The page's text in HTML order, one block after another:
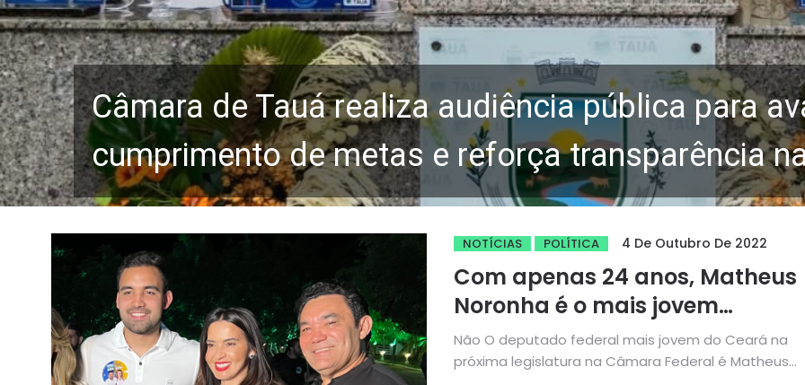
Câmara de Tauá realiza audiência pública para
cumprimento de metas e reforça transparência
NOTÍCIAS POLÍTICA 4 De Outubro De 2022
Com apenas 24 anos, Matheus
Noronha é o mais jovem
deputado federal do Ceará
Não O deputado federal mais jovem do Ceará na
próxima legislatura na Câmara Federal é Matheus